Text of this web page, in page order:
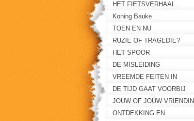
HET FIETSVERHAAL
Koning Bauke
TOEN EN NU
RUZIE OF TRAGEDIE?
HET SPOOR
DE MISLEIDING
VREEMDE FEITEN IN
MOORDNACHT
DE TIJD GAAT VOORBIJ
JOUW OF JOÚW VRIENDIN
ONTDEKKING EN